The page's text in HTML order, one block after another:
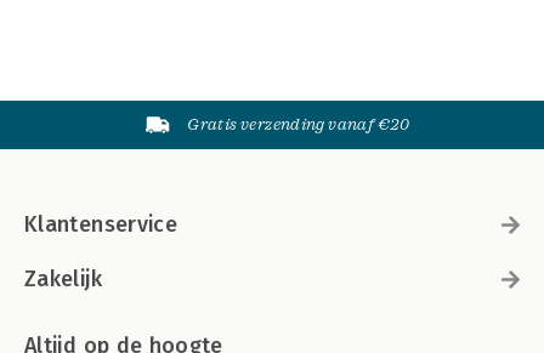
Gratis verzending vanaf €20
Klantenservice
Zakelijk
Altijd op de hoogte